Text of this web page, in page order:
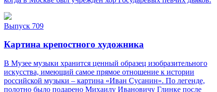
Выпуск 709
Картина крепостного художника
В Музее музыки хранится ценный образец изобразительного
искусства, имеющий самое прямое отношение к истории
российской музыки – картина «Иван Сусанин». По легенде,
полотно было подарено Михаилу Ивановичу Глинке после